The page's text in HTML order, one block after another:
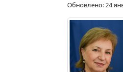
Обновлено: 24